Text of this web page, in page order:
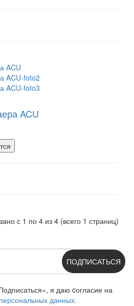
ACU
с 1 по 4 из 4 (всего 1 страниц)
ПОДПИСАТЬСЯ
я даю cогласие на
данных.